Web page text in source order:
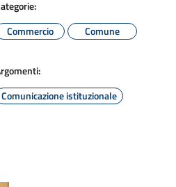
Commercio
Comune
Comunicazione istituzionale